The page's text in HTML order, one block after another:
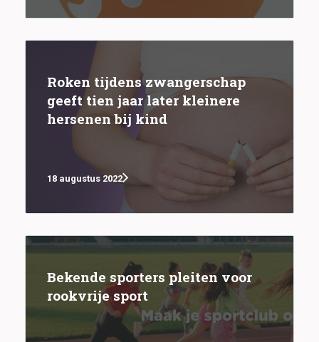
Roken tijdens zwangerschap
geeft tien jaar later kleinere
hersenen bij kind
18 augustus 2022
Bekende sporters pleiten voor
rookvrije sport